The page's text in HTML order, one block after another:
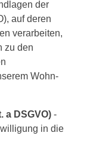
der
auf deren
verarbeiten,
zu den
Wohn-
a DSGVO) -
in die